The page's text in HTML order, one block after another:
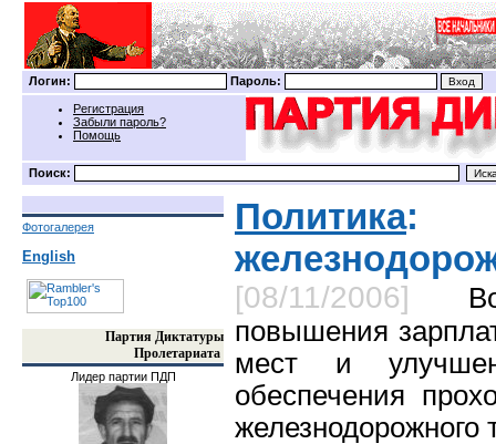
Логин: Пароль:
Регистрация
Забыли пароль?
Помощь
Поиск:
Фотогалерея
English
Партия Диктатуры
Пролетариата
Лидер партии ПДП
Политика:
[08/11/2006]
повышения
мест и
обеспечения
железнодорожного